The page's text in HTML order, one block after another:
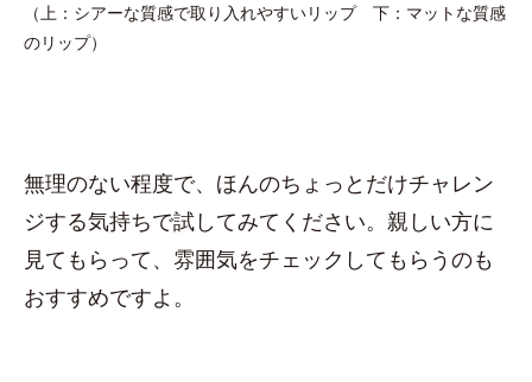
（上：シアーな質感で取り入れやすいリップ 下：マットな質感
のリップ）
無理のない程度で、ほんのちょっとだけチャレン
ジする気持ちで試してみてください。親しい方に
見てもらって、雰囲気をチェックしてもらうのも
おすすめですよ。